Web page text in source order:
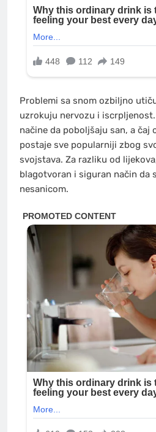
Problemi sa snom ozbiljno
uzrokuju nervozu i
načine da poboljšaju san, a čaj
postaje sve popularniji zbog
svojstava. Za razliku od
blagotvoran i siguran način da
nesanicom.